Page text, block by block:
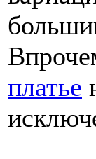
платье